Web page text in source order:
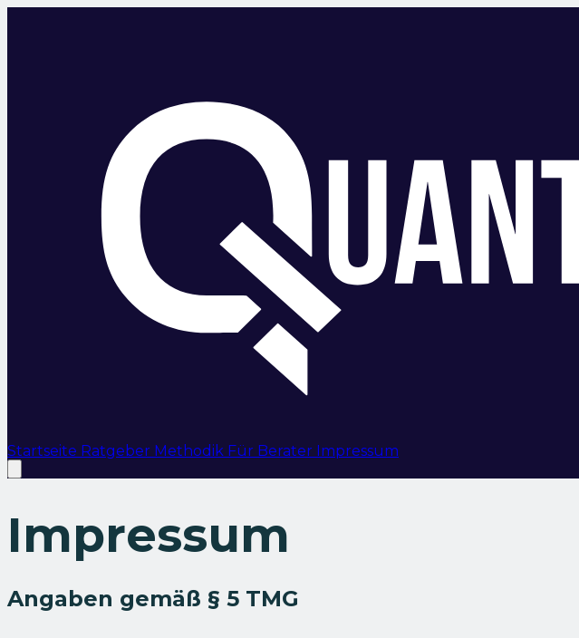
Startseite Ratgeber Methodik Für Berater Impressum
Impressum
Angaben gemäß § 5 TMG